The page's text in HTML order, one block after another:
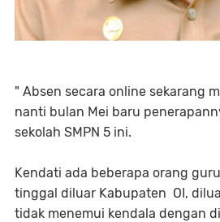
" Absen secara online sekarang
nanti bulan Mei baru
sekolah SMPN 5 ini.
Kendati ada beberapa orang
tinggal diluar Kabupaten OI,
tidak menemui kendala dengan